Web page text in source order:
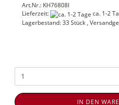
Art.Nr.: KH76808I
Lieferzeit:
ca. 1-2
Lagerbestand: 33 Stück ,
IN DEN